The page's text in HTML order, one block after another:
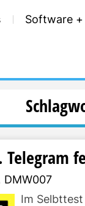
Software
DMW007
Im